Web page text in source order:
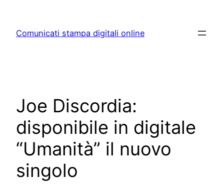
content
Comunicati stampa digitali online
Joe Discordia:
disponibile in digitale
“Umanità” il nuovo
singolo